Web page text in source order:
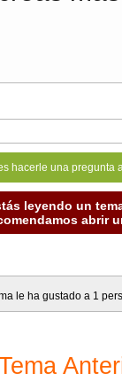
hacerle una
leyendo un
abrir
le ha gustado a 1